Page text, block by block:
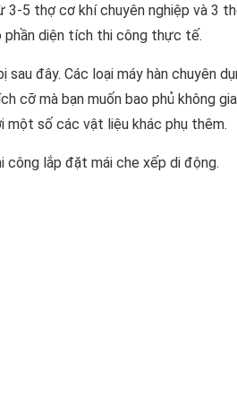
3-5 thợ cơ khí chuyên nghiệp và 3
phần diện tích thi công thực tế.
đây. Các loại máy hàn chuyên
cỡ mà bạn muốn bao phủ không
một số các vật liệu khác phụ thêm.
lắp đặt mái che xếp di động.